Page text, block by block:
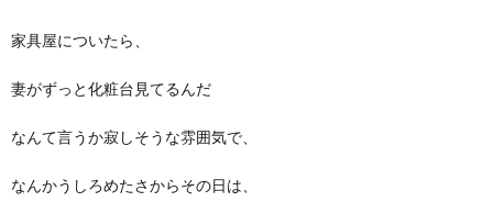
家具屋についたら、
妻がずっと化粧台見てるんだ
なんて言うか寂しそうな雰囲気で、
なんかうしろめたさからその日は、